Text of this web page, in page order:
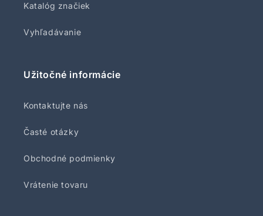
Katalóg značiek
Vyhľadávanie
Užitočné informácie
Kontaktujte nás
Časté otázky
Obchodné podmienky
Vrátenie tovaru